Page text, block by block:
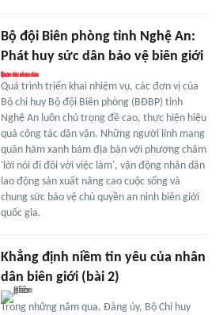
Bộ đội Biên phòng tỉnh Nghệ An:
Phát huy sức dân bảo vệ biên giới
Quá trình triển khai nhiệm vụ, các đơn vị của
Bộ chỉ huy Bộ đội Biên phòng (BĐBP) tỉnh
Nghệ An luôn chú trọng đề cao, thực hiện hiệu
quả công tác dân vận. Những người lính mang
quân hàm xanh bám địa bàn với phương châm
'lời nói đi đôi với việc làm', vận động nhân dân
lao động sản xuất nâng cao cuộc sống và
chung sức bảo vệ chủ quyền an ninh biên giới
quốc gia.
Khẳng định niềm tin yêu của nhân
dân biên giới (bài 2)
Trong những năm qua, Đảng ủy, Bộ Chỉ huy